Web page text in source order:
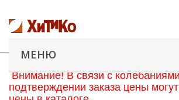
МЕНЮ
Внимание! В связи с
подтверждении заказа цены